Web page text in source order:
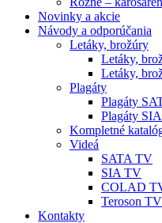
Novinky a akcie
Návody a odporúčania
Letáky, brožúry
Letáky,
Letáky,
Plagáty
Plagáty
Plagáty SIA
Kompletné
Videá
SATA TV
SIA TV
COLAD
Teroson TV
Kontakty